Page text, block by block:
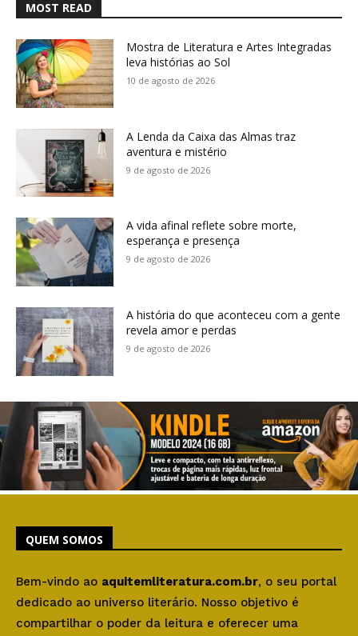
MOST READ
Mostra de Literatura e Artes Integradas
leva histórias ao Sol
10 de agosto de 2026
A Lenda da Caixa das Almas traz
aventura e mistério
9 de agosto de 2026
A vida afinal reflete sobre morte,
esperança e presença
9 de agosto de 2026
A história do que aconteceu com a gente
revela amor e perdas
9 de agosto de 2026
QUEM SOMOS
Bem-vindo ao aquitemliteratura.com.br, o seu portal
dedicado ao universo literário. Nosso objetivo é
compartilhar o poder da leitura e oferecer uma